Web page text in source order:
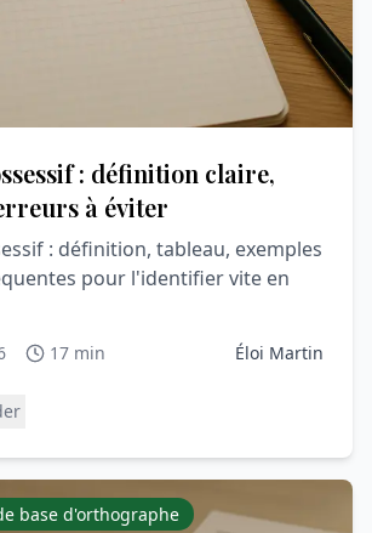
: définition claire,
à éviter
: définition, tableau, exemples
pour l'identifier vite en
17 min Éloi Martin
base d'orthographe